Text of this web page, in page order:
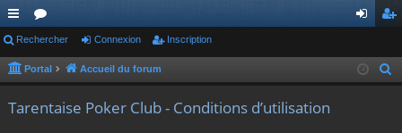
ac
co
or
u ne cri
Rechercher Connexion Inscription
Portal Accueil du forum
Tarentaise Poker Club - Conditions d’utilisation